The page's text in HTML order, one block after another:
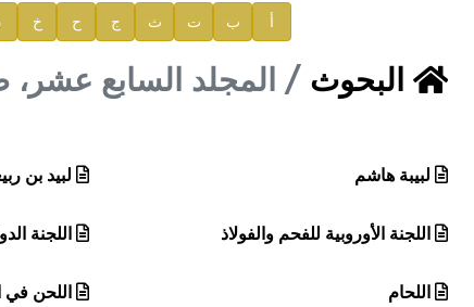
إعلان..
هيئة الموسوعة العربية تطلق موسوعات جديدة في عام
أ ب ت ث ج ح خ
البحوث المجلد السابع عشر، طبعة
لبيبة هاشم لبيد بن
اللجنة الأوروبية للفحم والفولاذ اللجنة
اللحام اللحن في